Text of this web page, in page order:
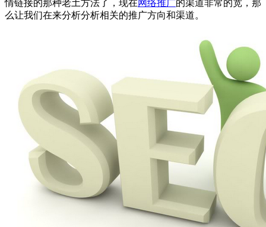
情链接的那种老土方法了，现在网络推广的渠道非常的宽，那
么让我们在来分析分析相关的推广方向和渠道。